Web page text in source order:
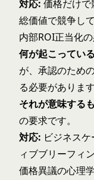
対応: 価格だけで
総価値で競争し
内部ROI正当化
何が起こってい
が、承認のため
る必要があります
それが意味する
の要求です。
対応: ビジネス
ィブブリーフィ
価格異議の心理